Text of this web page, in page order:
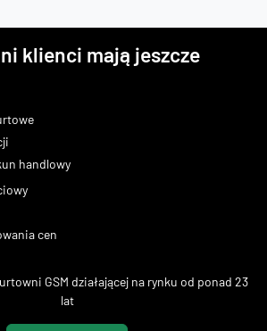
klienci mają jeszcze
handlowy
cen
GSM działającej na rynku od ponad 23
lat